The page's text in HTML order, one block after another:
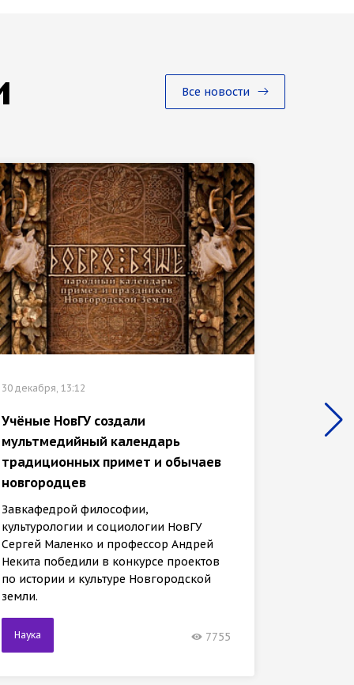
Все новости
30 декабря, 13:12
Учёные НовГУ создали
мультмедийный календарь
традиционных примет и обычаев
новгородцев
Завкафедрой философии,
культурологии и социологии НовГУ
Сергей Маленко и профессор Андрей
Некита победили в конкурсе проектов
по истории и культуре Новгородской
земли.
Наука 7755